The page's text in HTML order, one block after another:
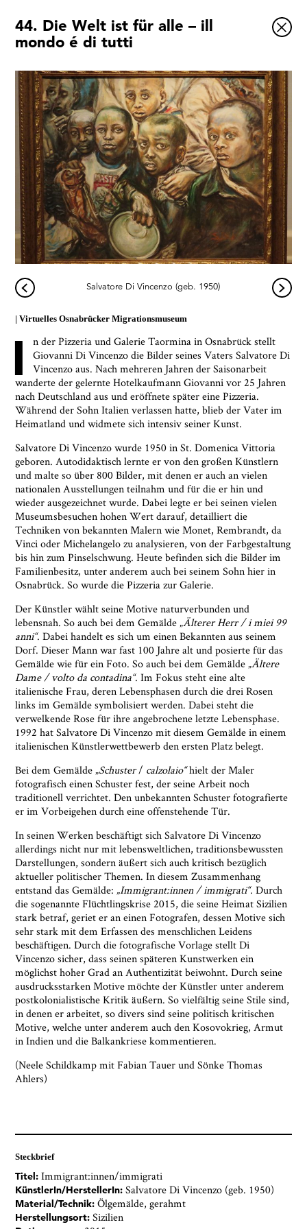
44. Die Welt ist für alle – ill
mondo é di tutti
Salvatore Di Vincenzo (geb. 1950)
Virtuelles Osnabrücker Migrationsmuseum
I
n der Pizzeria und Galerie Taormina in Osnabrück stellt
Giovanni Di Vincenzo die Bilder seines Vaters Salvatore Di
Vincenzo aus. Nach mehreren Jahren der Saisonarbeit
wanderte der gelernte Hotelkaufmann Giovanni vor 25 Jahren
nach Deutschland aus und eröffnete später eine Pizzeria.
Während der Sohn Italien verlassen hatte, blieb der Vater im
Heimatland und widmete sich intensiv seiner Kunst.
Salvatore Di Vincenzo wurde 1950 in St. Domenica Vittoria
geboren. Autodidaktisch lernte er von den großen Künstlern
und malte so über 800 Bilder, mit denen er auch an vielen
nationalen Ausstellungen teilnahm und für die er hin und
wieder ausgezeichnet wurde. Dabei legte er bei seinen vielen
Museumsbesuchen hohen Wert darauf, detailliert die
Techniken von bekannten Malern wie Monet, Rembrandt, da
Vinci oder Michelangelo zu analysieren, von der Farbgestaltung
bis hin zum Pinselschwung. Heute befinden sich die Bilder im
Familienbesitz, unter anderem auch bei seinem Sohn hier in
Osnabrück. So wurde die Pizzeria zur Galerie.
Der Künstler wählt seine Motive naturverbunden und
lebensnah. So auch bei dem Gemälde „Älterer Herr / i miei 99
anni“. Dabei handelt es sich um einen Bekannten aus seinem
Dorf. Dieser Mann war fast 100 Jahre alt und posierte für das
Gemälde wie für ein Foto. So auch bei dem Gemälde „Ältere
Dame / volto da contadina“. Im Fokus steht eine alte
italienische Frau, deren Lebensphasen durch die drei Rosen
links im Gemälde symbolisiert werden. Dabei steht die
verwelkende Rose für ihre angebrochene letzte Lebensphase.
1992 hat Salvatore Di Vincenzo mit diesem Gemälde in einem
italienischen Künstlerwettbewerb den ersten Platz belegt.
Bei dem Gemälde „Schuster/ calzolaio“hielt der Maler
fotografisch einen Schuster fest, der seine Arbeit noch
traditionell verrichtet. Den unbekannten Schuster fotografierte
er im Vorbeigehen durch eine offenstehende Tür.
In seinen Werken beschäftigt sich Salvatore Di Vincenzo
allerdings nicht nur mit lebensweltlichen, traditionsbewussten
Darstellungen, sondern äußert sich auch kritisch bezüglich
aktueller politischer Themen. In diesem Zusammenhang
entstand das Gemälde:„Immigrant:innen / immigrati“.Durch
die sogenannte Flüchtlingskrise 2015, die seine Heimat Sizilien
stark betraf, geriet er an einen Fotografen, dessen Motive sich
sehr stark mit dem Erfassen des menschlichen Leidens
beschäftigen. Durch die fotografische Vorlage stellt Di
Vincenzo sicher, dass seinen späteren Kunstwerken ein
möglichst hoher Grad an Authentizität beiwohnt. Durch seine
ausdrucksstarken Motive möchte der Künstler unter anderem
postkolonialistische Kritik äußern. So vielfältig seine Stile sind,
in denen er arbeitet, so divers sind seine politisch kritischen
Motive, welche unter anderem auch den Kosovokrieg, Armut
in Indien und die Balkankriese kommentieren.
(Neele Schildkamp mit Fabian Tauer und Sönke Thomas
Ahlers)
Steckbrief
Titel:Immigrant:innen/immigrati
KünstlerIn/HerstellerIn: Salvatore Di Vincenzo (geb. 1950)
Material/Technik: Ölgemälde, gerahmt
Herstellungsort: Sizilien
Ausstellungen
Museumsquartier
Vermittlung
Besuch
Kontakt
Schließen
Ja, ich bin damit einverstanden, dass das
Museumsquartier Osnabrück die oben
angegebenen Informationen speichert, um mir den
Newsletter zusenden zu können. Ich kann diese
Zustimmung jederzeit widerrufen und die
Museumsquartiers Osnabrück löschen lassen. Es
besteht ein Beschwerderecht bei einer
Aufsichtsbehörde für Datenschutz. Weitere
Informationen siehe:Datenschutz-Seite.
* notwendige Angaben
1x